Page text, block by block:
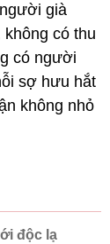
già
có thu
có người
sợ hưu hắt
không nhỏ
độc lạ